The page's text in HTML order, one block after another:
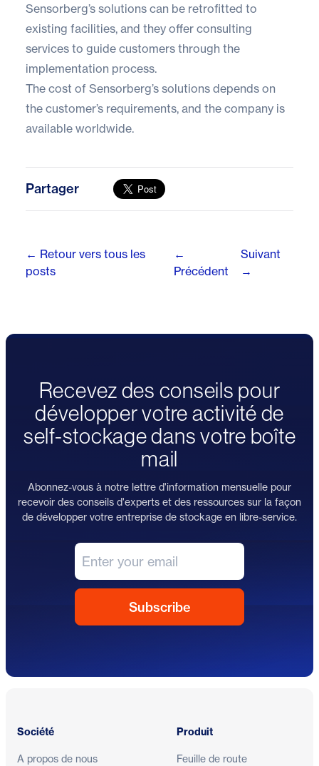
Sensorberg’s solutions can be retrofitted to
existing facilities, and they offer consulting
services to guide customers through the
implementation process.
The cost of Sensorberg’s solutions depends on
the customer’s requirements, and the company is
available worldwide.
Partager
← Retour vers tous les
posts
←
Précédent
Suivant
→
Recevez des conseils pour
développer votre activité de
self-stockage dans votre boîte
mail
Abonnez-vous à notre lettre d'information mensuelle pour
recevoir des conseils d'experts et des ressources sur la façon
de développer votre entreprise de stockage en libre-service.
Société
A propos de nous
Produit
Feuille de route